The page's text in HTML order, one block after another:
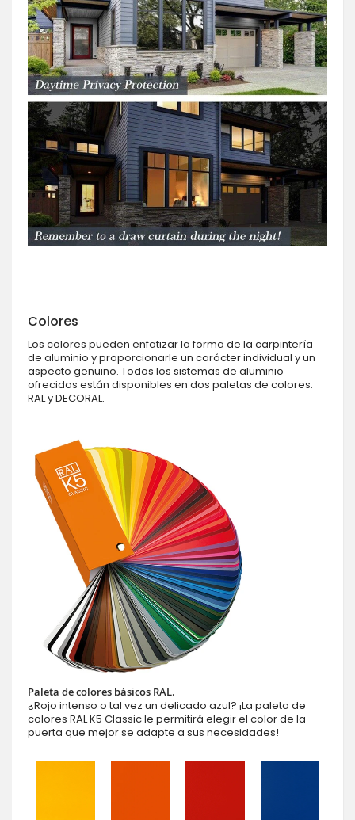
Colores
Los colores pueden enfatizar la forma de la carpintería
de aluminio y proporcionarle un carácter individual y un
aspecto genuino. Todos los sistemas de aluminio
ofrecidos están disponibles en dos paletas de colores:
RAL y DECORAL.
Paleta de colores básicos RAL.
¿Rojo intenso o tal vez un delicado azul? ¡La paleta de
colores RAL K5 Classic le permitirá elegir el color de la
puerta que mejor se adapte a sus necesidades!